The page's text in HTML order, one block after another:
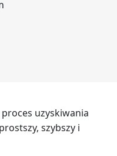
uzyskiwania
szybszy i